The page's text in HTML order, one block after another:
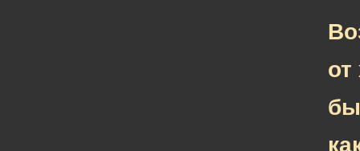
от
бы